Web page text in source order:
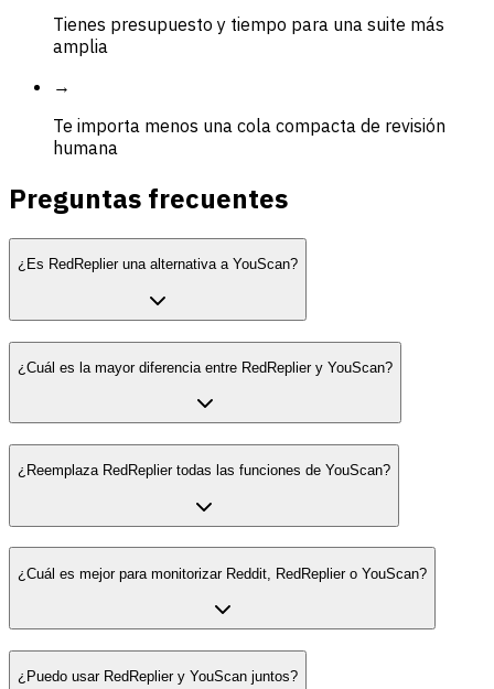
Tienes presupuesto y tiempo para una suite más
amplia
→
Te importa menos una cola compacta de revisión
humana
Preguntas frecuentes
¿Es RedReplier una alternativa a YouScan?
¿Cuál es la mayor diferencia entre RedReplier y YouScan?
¿Reemplaza RedReplier todas las funciones de YouScan?
¿Cuál es mejor para monitorizar Reddit, RedReplier o YouScan?
¿Puedo usar RedReplier y YouScan juntos?